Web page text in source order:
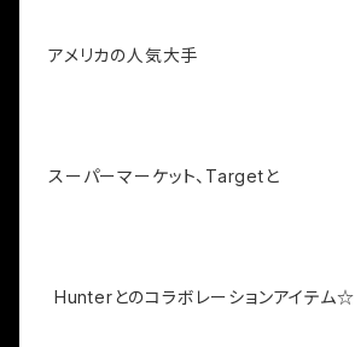
アメリカの人気大手
スーパーマーケット、Targetと
Hunterとのコラボレーションアイテム☆